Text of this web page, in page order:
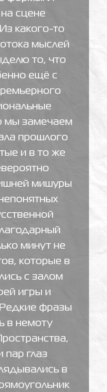
сцене
какого-то
мыслей
то, что
ещё с
мы замечаем
прошлого
и в то же
мишуры
минут не
которые в
с залом
игры и
Редкие фразы
в немоту
пар глаз
в